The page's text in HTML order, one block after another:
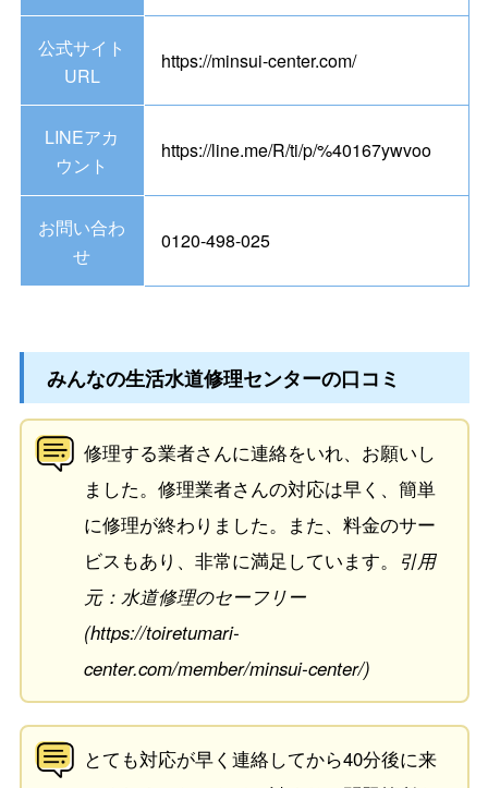
公式サイト
URL
https://minsui-center.com/
LINEアカ
ウント
https://line.me/R/ti/p/%40167ywvoo
お問い合わ
せ
0120-498-025
みんなの生活水道修理センターの口コミ
修理する業者さんに連絡をいれ、お願いし
ました。修理業者さんの対応は早く、簡単
に修理が終わりました。また、料金のサー
ビスもあり、非常に満足しています。 引用
元：水道修理のセーフリー
(https://toiretumari-
center.com/member/minsui-center/)
とても対応が早く連絡してから40分後に来